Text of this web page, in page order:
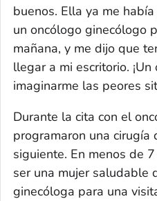
buenos. Ella ya me
un oncólogo ginecólogo
mañana, y me dijo que
llegar a mi escritorio.
imaginarme las peores
Durante la cita con el
programaron una cirugía
siguiente. En menos de
ser una mujer saludable
ginecóloga para una